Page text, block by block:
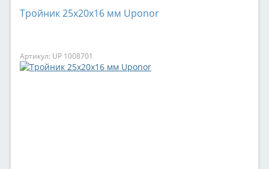
Тройник 25x20x16 мм Uponor
Артикул: UP 1008701